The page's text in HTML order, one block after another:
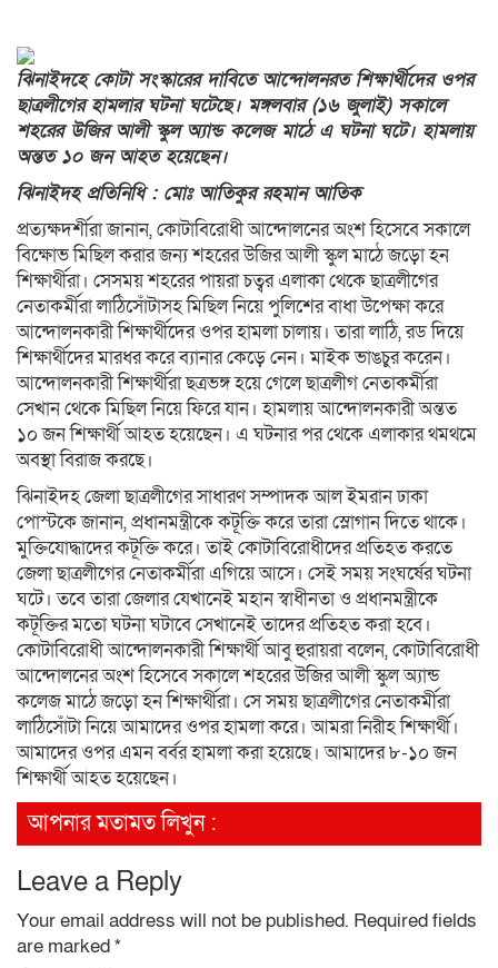
ঝিনাইদহে কোটা সংস্কারের দাবিতে আন্দোলনরত শিক্ষার্থীদের ওপর
ছাত্রলীগের হামলার ঘটনা ঘটেছে। মঙ্গলবার (১৬ জুলাই) সকালে
শহরের উজির আলী স্কুল অ্যান্ড কলেজ মাঠে এ ঘটনা ঘটে। হামলায়
অন্তত ১০ জন আহত হয়েছেন।
ঝিনাইদহ প্রতিনিধি : মোঃ আতিকুর রহমান আতিক
প্রত্যক্ষদর্শীরা জানান, কোটাবিরোধী আন্দোলনের অংশ হিসেবে সকালে
বিক্ষোভ মিছিল করার জন্য শহরের উজির আলী স্কুল মাঠে জড়ো হন
শিক্ষার্থীরা। সেসময় শহরের পায়রা চত্বর এলাকা থেকে ছাত্রলীগের
নেতাকর্মীরা লাঠিসোঁটাসহ মিছিল নিয়ে পুলিশের বাধা উপেক্ষা করে
আন্দোলনকারী শিক্ষার্থীদের ওপর হামলা চালায়। তারা লাঠি, রড দিয়ে
শিক্ষার্থীদের মারধর করে ব্যানার কেড়ে নেন। মাইক ভাঙচুর করেন।
আন্দোলনকারী শিক্ষার্থীরা ছত্রভঙ্গ হয়ে গেলে ছাত্রলীগ নেতাকর্মীরা
সেখান থেকে মিছিল নিয়ে ফিরে যান। হামলায় আন্দোলনকারী অন্তত
১০ জন শিক্ষার্থী আহত হয়েছেন। এ ঘটনার পর থেকে এলাকার থমথমে
অবস্থা বিরাজ করছে।
ঝিনাইদহ জেলা ছাত্রলীগের সাধারণ সম্পাদক আল ইমরান ঢাকা
পোস্টকে জানান, প্রধানমন্ত্রীকে কটূক্তি করে তারা স্লোগান দিতে থাকে।
মুক্তিযোদ্ধাদের কটূক্তি করে। তাই কোটাবিরোধীদের প্রতিহত করতে
জেলা ছাত্রলীগের নেতাকর্মীরা এগিয়ে আসে। সেই সময় সংঘর্ষের ঘটনা
ঘটে। তবে তারা জেলার যেখানেই মহান স্বাধীনতা ও প্রধানমন্ত্রীকে
কটূক্তির মতো ঘটনা ঘটাবে সেখানেই তাদের প্রতিহত করা হবে।
কোটাবিরোধী আন্দোলনকারী শিক্ষার্থী আবু হুরায়রা বলেন, কোটাবিরোধী
আন্দোলনের অংশ হিসেবে সকালে শহরের উজির আলী স্কুল অ্যান্ড
কলেজ মাঠে জড়ো হন শিক্ষার্থীরা। সে সময় ছাত্রলীগের নেতাকর্মীরা
লাঠিসোঁটা নিয়ে আমাদের ওপর হামলা করে। আমরা নিরীহ শিক্ষার্থী।
আমাদের ওপর এমন বর্বর হামলা করা হয়েছে। আমাদের ৮-১০ জন
শিক্ষার্থী আহত হয়েছেন।
আপনার মতামত লিখুন :
Leave a Reply
Your email address will not be published. Required fields
are marked*